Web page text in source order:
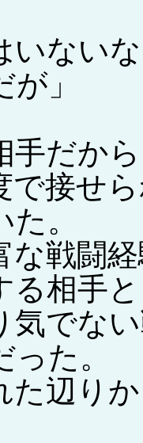
いない
」
だか
で接せ
。
戦闘経
る相手
気でな
た。
辺り